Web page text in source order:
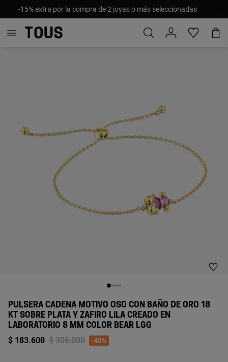
-15% extra por la compra de 2 joyas o más seleccionadas
PULSERA CADENA MOTIVO OSO CON BAÑO DE ORO 18
KT SOBRE PLATA Y ZAFIRO LILA CREADO EN
LABORATORIO 8 MM COLOR BEAR LGG
$ 183.600 Price reduced from
$ 306.000to-40%